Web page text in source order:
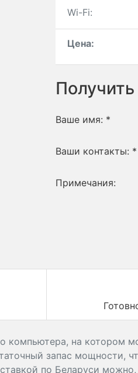
Wi-Fi:
Цена:
Ваше имя: *
Ваши контакты: *
Примечания:
компьютера, на котором
запас мощности,
по Беларуси можно,